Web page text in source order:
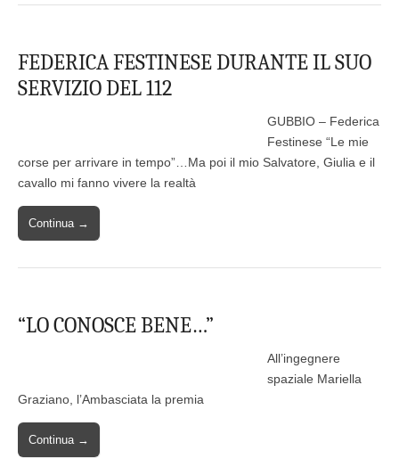
FEDERICA FESTINESE DURANTE IL SUO
SERVIZIO DEL 112
GUBBIO – Federica
Festinese “Le mie
corse per arrivare in tempo”…Ma poi il mio Salvatore, Giulia e il
cavallo mi fanno vivere la realtà
Continua →
“LO CONOSCE BENE…”
All’ingegnere
spaziale Mariella
Graziano, l’Ambasciata la premia
Continua →